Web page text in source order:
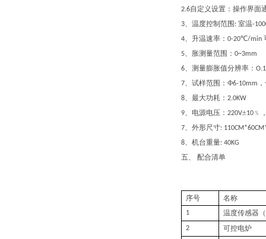
2.6自定义设置：操作界面
3、 温度控制范围 : 室温-10
4、升温速率： 0-20℃/min
5、胀测量范围： 0~3mm
6、测量膨胀值分辨率：
7、试样范围：Ф6-10mm
8、最大功耗： 2.0KW
9、电源电压： 220V±10 ﹪
7、外形尺寸:
8、机台重量: 40KG
五、 配合清单
序号 名称
1 温度传感器
2 可控电炉